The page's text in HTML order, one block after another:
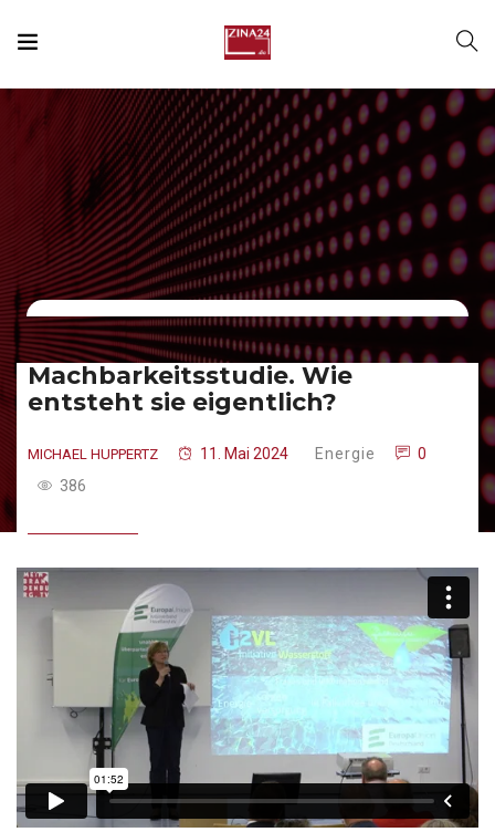
Machbarkeitsstudie. Wie
entsteht sie eigentlich?
MICHAEL HUPPERTZ 11. Mai 2024 Energie
0
386